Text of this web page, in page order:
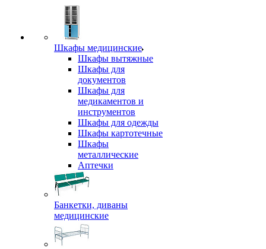
Шкафы медицинские
Шкафы вытяжные
Шкафы для
документов
Шкафы для
медикаментов и
инструментов
Шкафы для одежды
Шкафы картотечные
Шкафы
металлические
Аптечки
Банкетки, диваны
медицинские